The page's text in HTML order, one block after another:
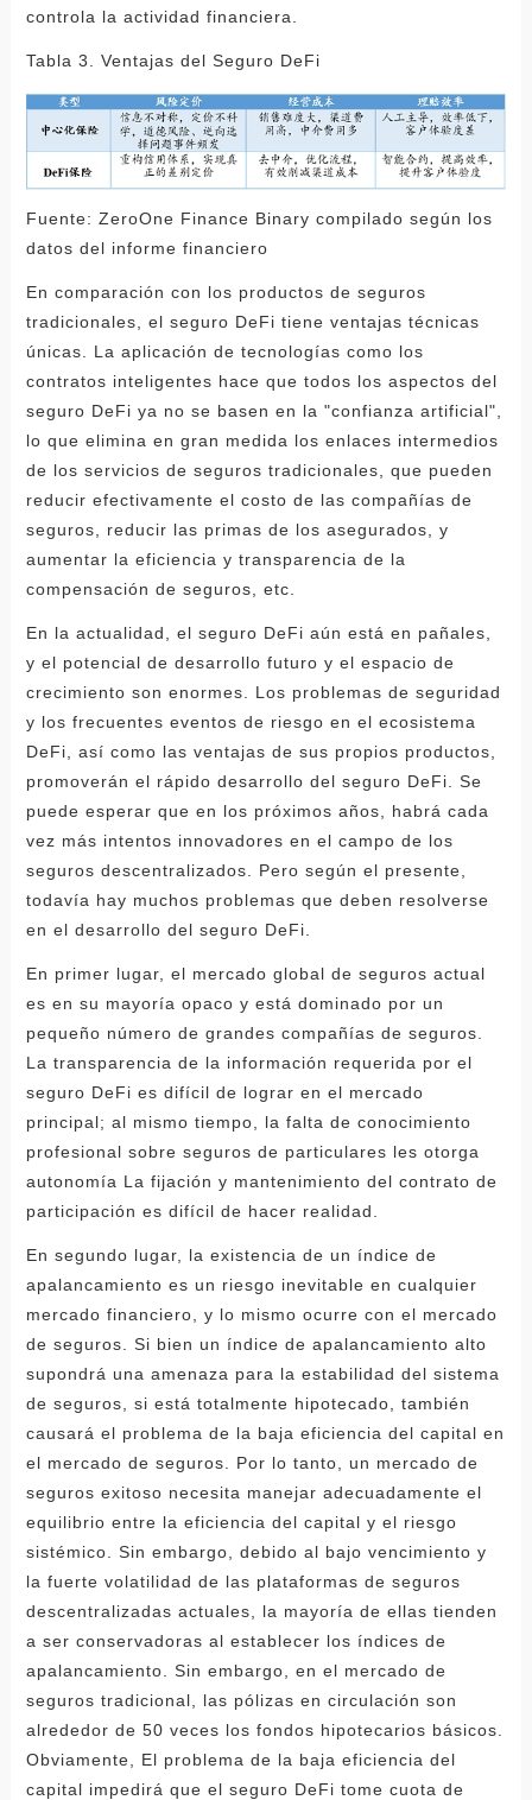
controla la actividad financiera.
Tabla 3. Ventajas del Seguro DeFi
Fuente: ZeroOne Finance Binary compilado según los
datos del informe financiero
En comparación con los productos de seguros
tradicionales, el seguro DeFi tiene ventajas técnicas
únicas. La aplicación de tecnologías como los
contratos inteligentes hace que todos los aspectos del
seguro DeFi ya no se basen en la "confianza artificial",
lo que elimina en gran medida los enlaces intermedios
de los servicios de seguros tradicionales, que pueden
reducir efectivamente el costo de las compañías de
seguros, reducir las primas de los asegurados, y
aumentar la eficiencia y transparencia de la
compensación de seguros, etc.
En la actualidad, el seguro DeFi aún está en pañales,
y el potencial de desarrollo futuro y el espacio de
crecimiento son enormes. Los problemas de seguridad
y los frecuentes eventos de riesgo en el ecosistema
DeFi, así como las ventajas de sus propios productos,
promoverán el rápido desarrollo del seguro DeFi. Se
puede esperar que en los próximos años, habrá cada
vez más intentos innovadores en el campo de los
seguros descentralizados. Pero según el presente,
todavía hay muchos problemas que deben resolverse
en el desarrollo del seguro DeFi.
En primer lugar, el mercado global de seguros actual
es en su mayoría opaco y está dominado por un
pequeño número de grandes compañías de seguros.
La transparencia de la información requerida por el
seguro DeFi es difícil de lograr en el mercado
principal; al mismo tiempo, la falta de conocimiento
profesional sobre seguros de particulares les otorga
autonomía La fijación y mantenimiento del contrato de
participación es difícil de hacer realidad.
En segundo lugar, la existencia de un índice de
apalancamiento es un riesgo inevitable en cualquier
mercado financiero, y lo mismo ocurre con el mercado
de seguros. Si bien un índice de apalancamiento alto
supondrá una amenaza para la estabilidad del sistema
de seguros, si está totalmente hipotecado, también
causará el problema de la baja eficiencia del capital en
el mercado de seguros. Por lo tanto, un mercado de
seguros exitoso necesita manejar adecuadamente el
equilibrio entre la eficiencia del capital y el riesgo
sistémico. Sin embargo, debido al bajo vencimiento y
la fuerte volatilidad de las plataformas de seguros
descentralizadas actuales, la mayoría de ellas tienden
a ser conservadoras al establecer los índices de
apalancamiento. Sin embargo, en el mercado de
seguros tradicional, las pólizas en circulación son
alrededor de 50 veces los fondos hipotecarios básicos.
Obviamente, El problema de la baja eficiencia del
capital impedirá que el seguro DeFi tome cuota de